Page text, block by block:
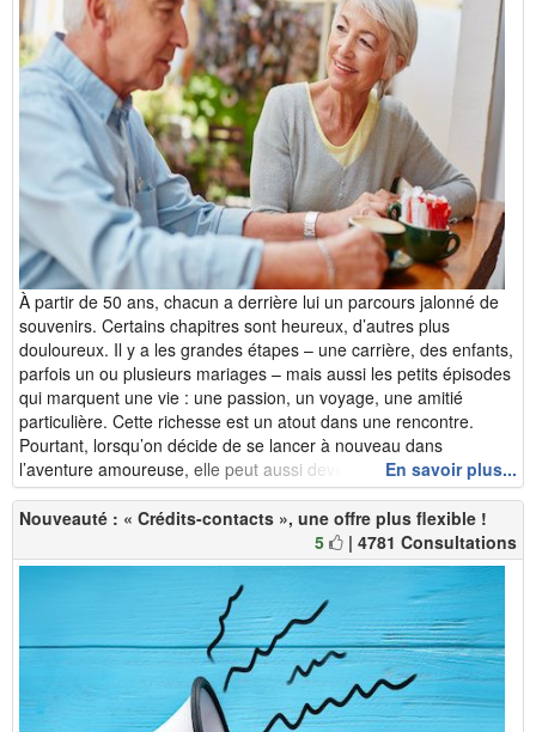
À partir de 50 ans, chacun a derrière lui un parcours jalonné de
souvenirs. Certains chapitres sont heureux, d’autres plus
douloureux. Il y a les grandes étapes – une carrière, des enfants,
parfois un ou plusieurs mariages – mais aussi les petits épisodes
qui marquent une vie : une passion, un voyage, une amitié
particulière. Cette richesse est un atout dans une rencontre.
Pourtant, lorsqu’on décide de se lancer à nouveau dans
l’aventure amoureuse, elle peut aussi devenir un piège. Car ra...
En savoir plus...
Nouveauté : « Crédits-contacts », une offre plus flexible !
5
| 4781 Consultations